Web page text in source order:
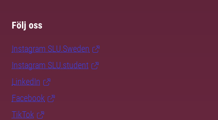
Följ oss
Instagram SLU.Sweden
Instagram SLU.student
LinkedIn
Facebook
TikTok